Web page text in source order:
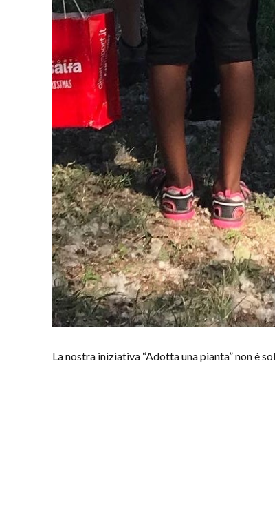
La nostra iniziativa “Adotta una pianta” non è